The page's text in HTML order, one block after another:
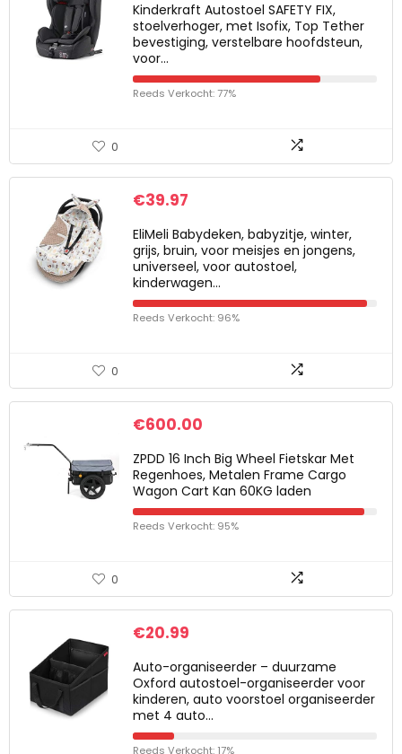
Kinderkraft Autostoel SAFETY FIX,
stoelverhoger, met Isofix, Top Tether
bevestiging, verstelbare hoofdsteun,
voor…
Reeds Verkocht: 77%
0
€39.97
EliMeli Babydeken, babyzitje, winter,
grijs, bruin, voor meisjes en jongens,
universeel, voor autostoel,
kinderwagen…
Reeds Verkocht: 96%
0
€600.00
ZPDD 16 Inch Big Wheel Fietskar Met
Regenhoes, Metalen Frame Cargo
Wagon Cart Kan 60KG laden
Reeds Verkocht: 95%
0
€20.99
Auto-organiseerder – duurzame
Oxford autostoel-organiseerder voor
kinderen, auto voorstoel organiseerder
met 4 auto…
Reeds Verkocht: 17%